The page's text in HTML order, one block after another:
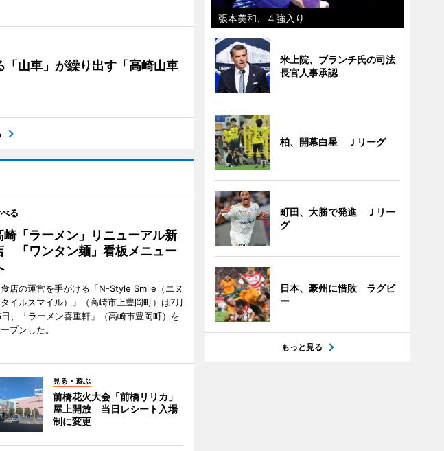
「山車」が繰り出す「高崎山車
る
崎「ラーメン」リニューアル新
「ワンタン麺」看板メニュー
店の運営を手がける「N-Style Smile（エヌ
タイルスマイル）」（高崎市上豊岡町）は7月
、「ラーメン喜重軒」（高崎市豊岡町）を
プンした。
見る・遊ぶ
前橋花火大会「前橋リリカ」
屋上開放 当日レシート入場
制に変更
張本美和、４強入り
米上院、ブランチ氏の司法
長官人事承認
柏、開幕白星 Ｊリーグ
町田、大勝で発進 Ｊリー
グ
日本、豪州に惜敗 ラグビ
ー
もっと見る